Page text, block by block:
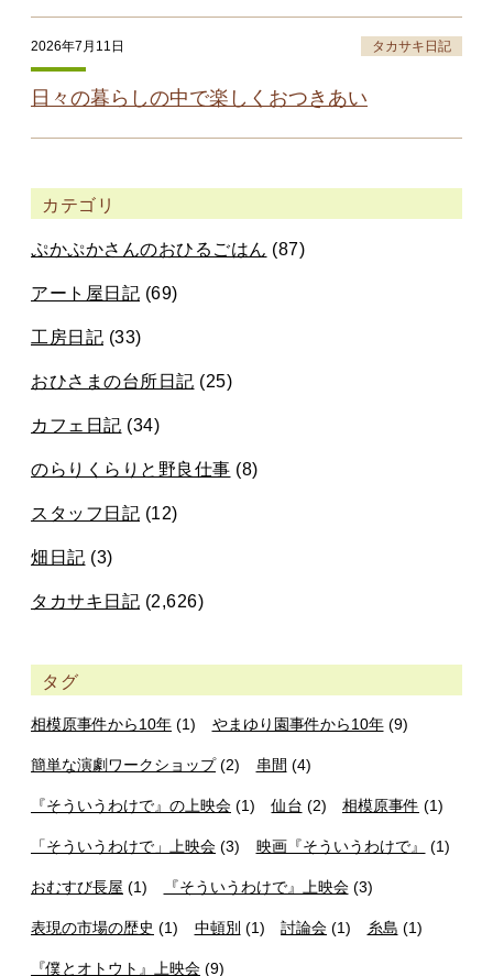
2026年7月11日 タカサキ日記
日々の暮らしの中で楽しくおつきあい
カテゴリ
ぷかぷかさんのおひるごはん (87)
アート屋日記 (69)
工房日記 (33)
おひさまの台所日記 (25)
カフェ日記 (34)
のらりくらりと野良仕事 (8)
スタッフ日記 (12)
畑日記 (3)
タカサキ日記 (2,626)
タグ
相模原事件から10年 (1) やまゆり園事件から10年(9)
簡単な演劇ワークショップ(2) 串間 (4)
『そういうわけで』の上映会 (1) 仙台 (2) 相模原事件 (1)
「そういうわけで」上映会 (3) 映画『そういうわけで』 (1)
おむすび長屋 (1) 『そういうわけで』上映会(3)
表現の市場の歴史 (1) 中頓別 (1) 討論会 (1) 糸島 (1)
『僕とオトウト』上映会 (9)